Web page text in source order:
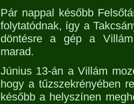
Pár nappal később
folytatódnak, így a
döntésre a gép a Villám
marad.
Június 13-án a Villám
hogy a tűzszekrényében
később a helyszínen